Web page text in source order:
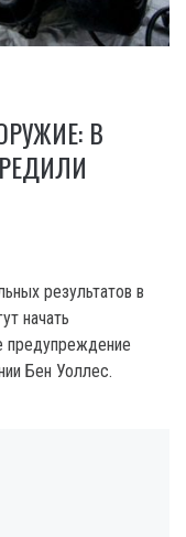
В
результатов в
начать
предупреждение
Бен Уоллес.